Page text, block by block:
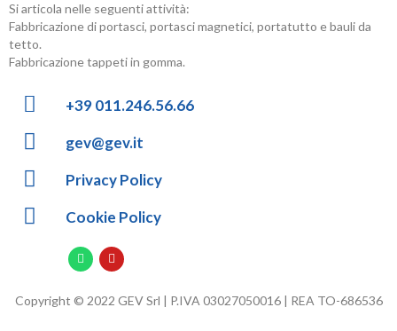
Si articola nelle seguenti attività:
Fabbricazione di portasci, portasci magnetici, portatutto e bauli da
tetto.
Fabbricazione tappeti in gomma.
+39 011.246.56.66
gev@gev.it
Privacy Policy
Cookie Policy
Copyright © 2022 GEV Srl | P.IVA 03027050016 | REA TO-686536